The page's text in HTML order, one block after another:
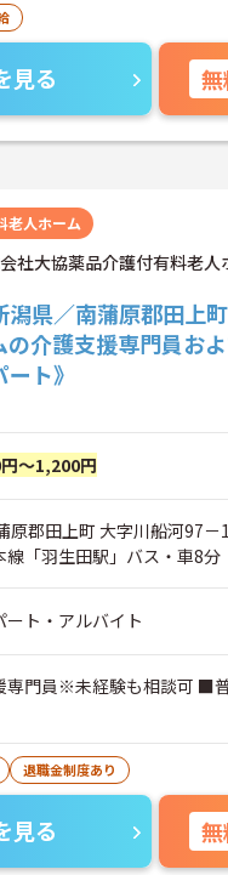
見る
老人ホーム
社大協薬品介護付有料老
潟県／南蒲原郡田
の介護支援専門員お
ート》
～1,200円
原郡田上町 大字川船河97－1
線「羽生田駅」バス・車8分
ート・アルバイト
門員※未経験も相談可 ■
退職金制度あり
見る